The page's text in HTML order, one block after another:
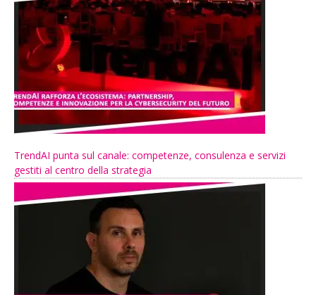
TrendAI punta sul canale: competenze, consulenza e servizi
gestiti al centro della strategia